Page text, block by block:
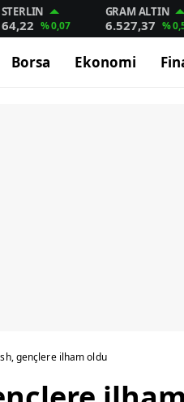
STERLIN
64,22 % 0,07
GRAM ALTIN
6.527,37 %
Borsa Ekonomi
gençlere ilham oldu